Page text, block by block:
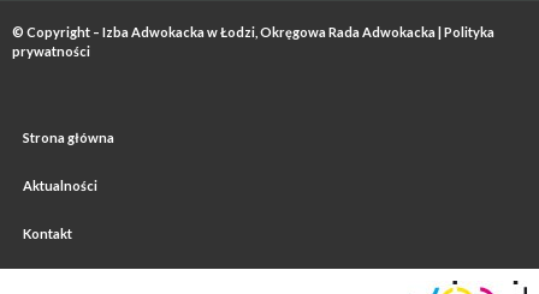
© Copyright – Izba Adwokacka w Łodzi, Okręgowa Rada Adwokacka | Polityka
prywatności
Strona główna
Aktualności
Kontakt